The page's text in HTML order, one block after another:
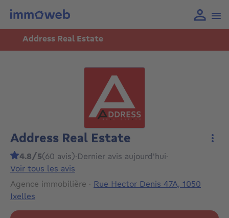
Address Real Estate
Address Real Estate
4.8/5(60 avis)·Dernier avis aujourd'hui·
Voir tous les avis
Agence immobilière · Rue Hector Denis 47A, 1050
Ixelles